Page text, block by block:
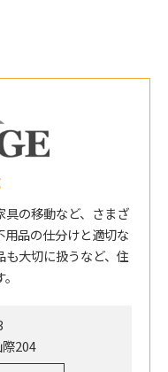
具の移動など、さまざ
品の仕分けと適切な
大切に扱うなど、住
204